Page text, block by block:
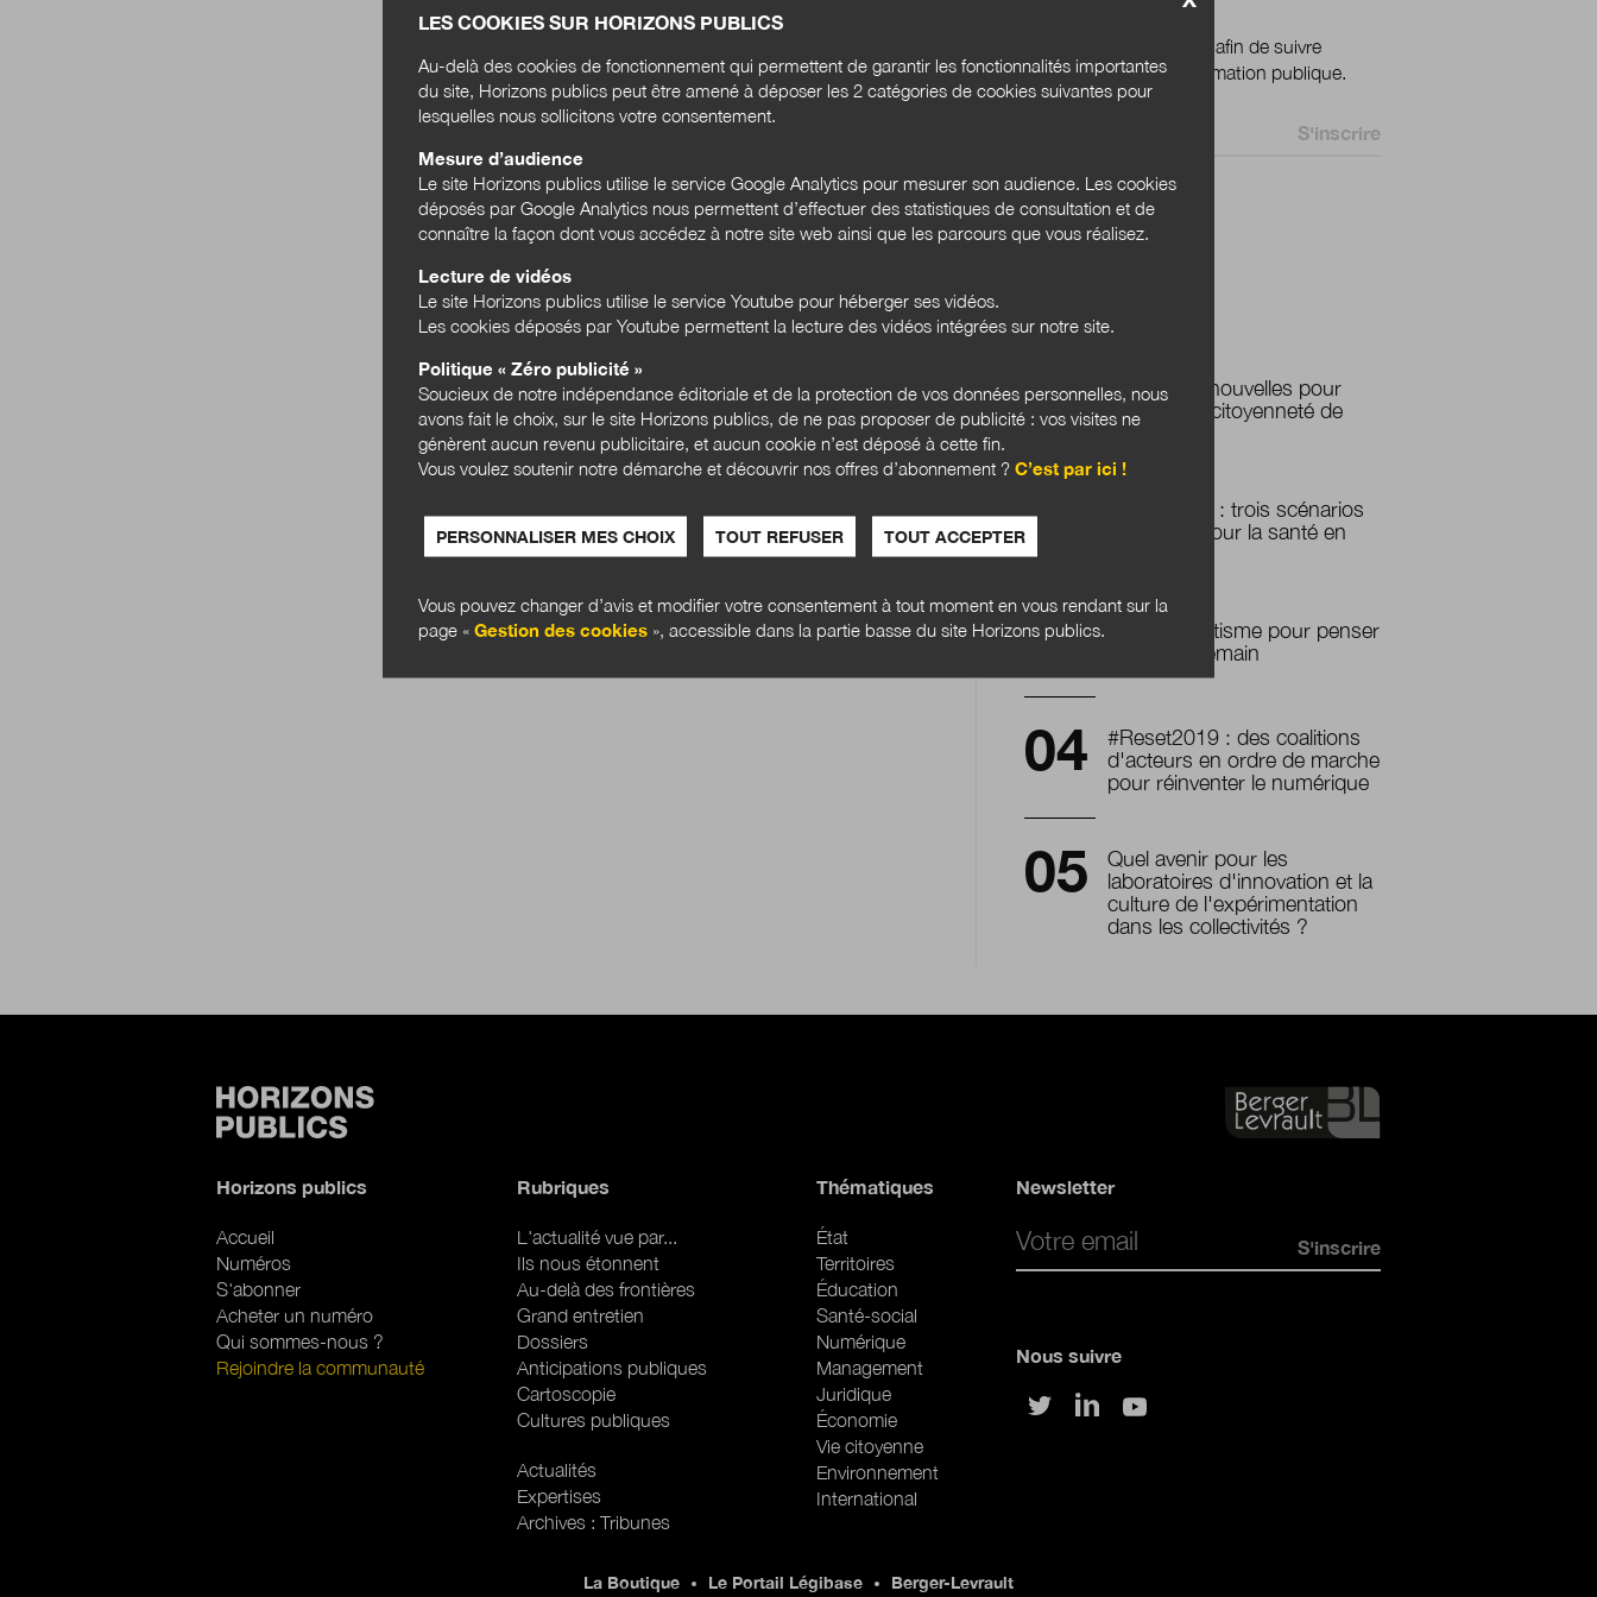
Renseignez votre email afin de suivre
l'actualité de la transformation publique.
LES PLUS LUS
Des micro-nouvelles pour
imaginer la citoyenneté de
demain
Prospective : trois scénarios
possibles pour la santé en
Le biomimétisme pour penser
la ville de demain
#Reset2019 : des coalitions
d'acteurs en ordre de marche
pour réinventer le numérique
Quel avenir pour les
laboratoires d'innovation et la
culture de l'expérimentation
dans les collectivités ?
Bloc Bannières
Horizons publics
Accueil
Numéros
S'abonner
Acheter un numéro
Qui sommes-nous ?
Rejoindre la communauté
Rubriques
L'actualité vue par...
Ils nous étonnent
Au-delà des frontières
Grand entretien
Dossiers
Anticipations publiques
Cartoscopie
Cultures publiques
Rubriques (web)
Actualités
Expertises
Archives : Tribunes
Thématiques
État
Territoires
Éducation
Santé-social
Numérique
Management
Juridique
Économie
Vie citoyenne
Environnement
International
Newsletter
Email *
Nous suivre
sur Twittersur LinkedInsur Youtube
La Boutique Le Portail Légibase Berger-Levrault
LES COOKIES SUR HORIZONS PUBLICS
Au-delà des cookies de fonctionnement qui permettent de garantir les fonctionnalités importantes
du site, Horizons publics peut être amené à déposer les 2 catégories de cookies suivantes pour
lesquelles nous sollicitons votre consentement.
Mesure d’audience
Le site Horizons publics utilise le service Google Analytics pour mesurer son audience. Les cookies
déposés par Google Analytics nous permettent d’effectuer des statistiques de consultation et de
connaître la façon dont vous accédez à notre site web ainsi que les parcours que vous réalisez.
Lecture de vidéos
Le site Horizons publics utilise le service Youtube pour héberger ses vidéos.
Les cookies déposés par Youtube permettent la lecture des vidéos intégrées sur notre site.
Politique « Zéro publicité »
Soucieux de notre indépendance éditoriale et de la protection de vos données personnelles, nous
avons fait le choix, sur le site Horizons publics, de ne pas proposer de publicité : vos visites ne
génèrent aucun revenu publicitaire, et aucun cookie n’est déposé à cette fin.
Vous voulez soutenir notre démarche et découvrir nos offres d’abonnement ? C’est par ici !
PERSONNALISER MES CHOIX TOUT REFUSER TOUT ACCEPTER
Vous pouvez changer d’avis et modifier votre consentement à tout moment en vous rendant sur la
page « Gestion des cookies », accessible dans la partie basse du site Horizons publics.